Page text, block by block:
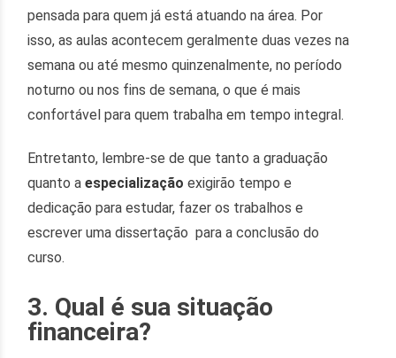
pensada para quem já está atuando na área. Por
isso, as aulas acontecem geralmente duas vezes na
semana ou até mesmo quinzenalmente, no período
noturno ou nos fins de semana, o que é mais
confortável para quem trabalha em tempo integral.
Entretanto, lembre-se de que tanto a graduação
quanto aespecializaçãoexigirão tempo e
dedicação para estudar, fazer os trabalhos e
escrever uma dissertação para a conclusão do
curso.
3. Qual é sua situação
financeira?